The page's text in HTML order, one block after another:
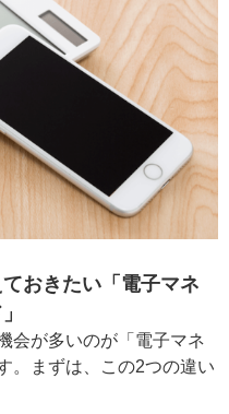
おきたい「電子マネ
会が多いのが「電子マネ
。まずは、この2つの違い